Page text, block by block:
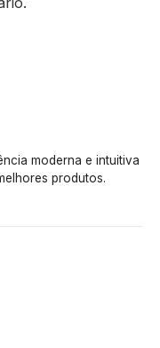
moderna e intuitiva
produtos.